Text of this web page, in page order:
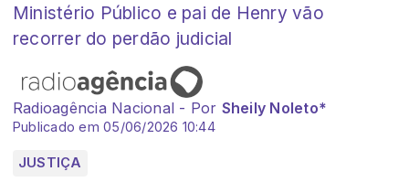
Ministério Público e pai de Henry vão
recorrer do perdão judicial
Radioagência Nacional - Por Sheily Noleto*
Publicado em 05/06/2026 10:44
JUSTIÇA